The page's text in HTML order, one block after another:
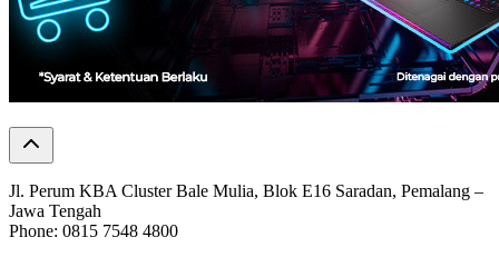
Jl. Perum KBA Cluster Bale Mulia, Blok E16 Saradan, Pemalang –
Jawa Tengah
Phone: 0815 7548 4800